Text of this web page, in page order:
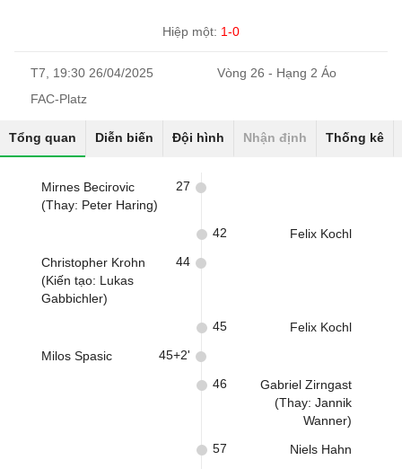
Hiệp một: 1-0
T7, 19:30 26/04/2025
Vòng 26 - Hạng 2 Áo
FAC-Platz
Tổng quan Diễn biến Đội hình Nhận định Thống kê
Mirnes Becirovic
(Thay: Peter Haring)
27
Felix Kochl
42
Christopher Krohn
(Kiến tạo: Lukas
Gabbichler)
44
Felix Kochl
45
Milos Spasic 45+2'
Gabriel Zirngast
(Thay: Jannik
Wanner)
46
Niels Hahn
57